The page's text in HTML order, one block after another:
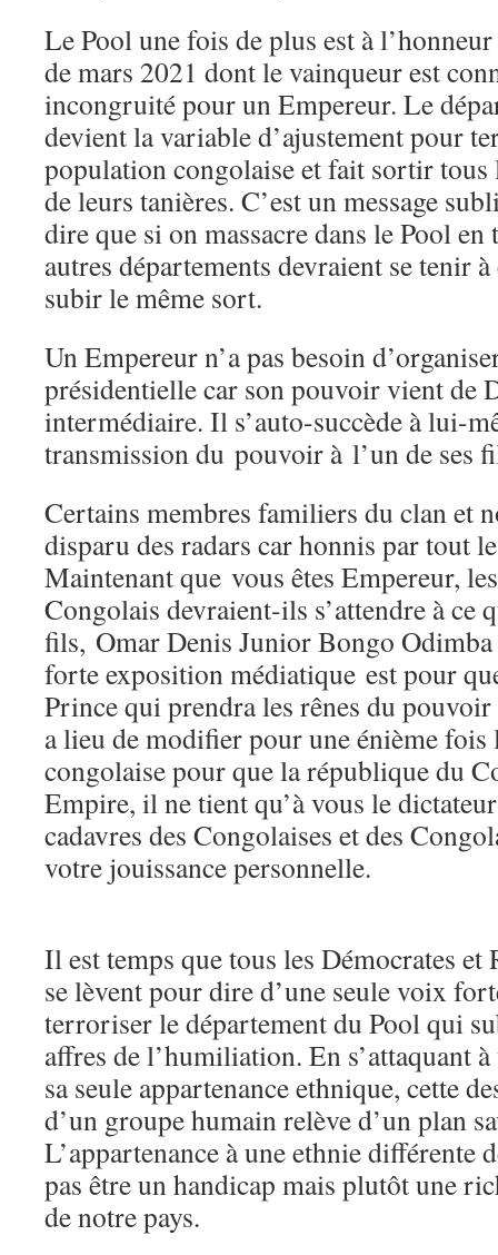
Le Pool une fois de plus est à
de mars 2021 dont le vainqueur est
incongruité pour un Empereur. Le
devient la variable d’ajustement pour
population congolaise et fait sortir tous
de leurs tanières. C’est un message
dire que si on massacre dans le Pool
autres départements devraient se tenir
subir le même sort.
Un Empereur n’a pas besoin
présidentielle car son pouvoir vient de
intermédiaire. Il s’auto-succède à lui-
transmission du pouvoir à l’un de
Certains membres familiers du clan et
disparu des radars car honnis par tout
Maintenant que vous êtes Empereur,
Congolais devraient-ils s’attendre à ce
fils, Omar Denis Junior Bongo Odimba
forte exposition médiatique est pour
Prince qui prendra les rênes du
a lieu de modifier pour une énième
congolaise pour que la république du
Empire, il ne tient qu’à vous le
cadavres des Congolaises et des
votre jouissance personnelle.
Il est temps que tous les Démocrates
se lèvent pour dire d’une seule voix
terroriser le département du Pool qui
affres de l’humiliation. En s’attaquant
sa seule appartenance ethnique, cette
d’un groupe humain relève d’un plan
L’appartenance à une ethnie différente
pas être un handicap mais plutôt une
de notre pays.